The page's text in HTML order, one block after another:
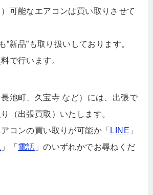
可能なエアコンは買い取りさせて
”新品”も取り扱いしております。
で行います。
池町、久宝寺 など）には、出張で
（出張買取）いたします。
コンの買い取りが可能か「 LINE 」
」「 電話 」のいずれかでお尋ねくだ